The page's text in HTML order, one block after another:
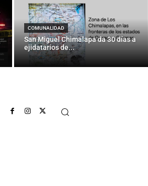
COMUNALIDAD
San Miguel Chimalapa da 30 días a
ejidatarios de...